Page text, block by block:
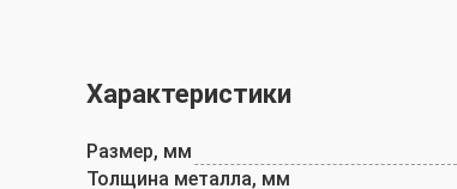
Характеристики
Размер, мм
Толщина металла, мм